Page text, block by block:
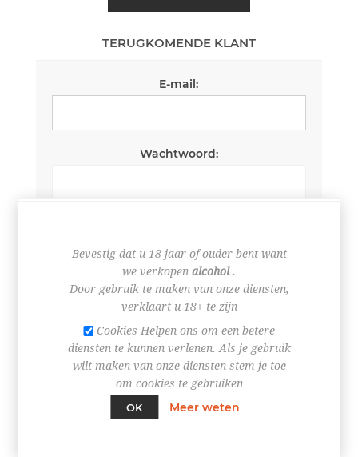
TERUGKOMENDE KLANT
E-mail:
Wachtwoord:
Wachtwoord vergeten?
INLOGGEN
Bevestig dat u 18 jaar of ouder bent want
we verkopen alcohol.
Door gebruik te maken van onze diensten,
verklaart u 18+ te zijn
Cookies Helpen ons om een betere
diensten te kunnen verlenen. Als je gebruik
wilt maken van onze diensten stem je toe
om cookies te gebruiken
OK
Meer weten